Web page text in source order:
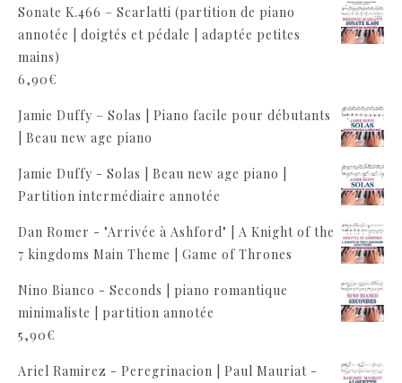
Sonate K.466 – Scarlatti (partition de piano
annotée | doigtés et pédale | adaptée petites
mains)
6,90€
Jamie Duffy – Solas | Piano facile pour débutants
| Beau new age piano
Jamie Duffy - Solas | Beau new age piano |
Partition intermédiaire annotée
Dan Romer - "Arrivée à Ashford" | A Knight of the
7 kingdoms Main Theme | Game of Thrones
Nino Bianco - Seconds | piano romantique
minimaliste | partition annotée
5,90€
Ariel Ramirez - Peregrinacion | Paul Mauriat -